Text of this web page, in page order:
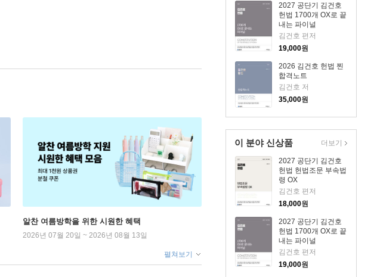
2027 공단기 김건호
헌법 1700개 OX로 끝
내는 파이널
김건호 편저
19,000원
2026 김건호 헌법 찐
합격노트
김건호 저
35,000원
이 분야 신상품
2027 공단기 김건호
헌법 헌법조문 부속법
령 OX
김건호 편저
18,000원
2027 공단기 김건호
헌법 1700개 OX로 끝
내는 파이널
김건호 편저
19,000원
더보기
알찬 여름방학을 위한 시원한 혜택
2026년 07월 20일 ~ 2026년 08월 13일
펼쳐보기